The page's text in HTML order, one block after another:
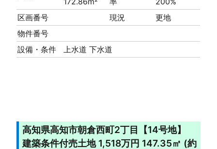
区画番号
現況
更地
物件番号
設備・条件
上水道 下水道
高知県高知市朝倉西町2丁目【14号地】
建築条件付売土地 1,518万円 147.35㎡ (約